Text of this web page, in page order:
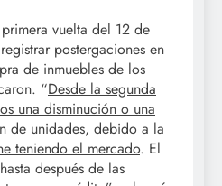
vuelta del 12 de
postergaciones en
de inmuebles de los
“Desde la segunda
una disminución o una
de unidades, debido a la
teniendo el mercado. El
después de las